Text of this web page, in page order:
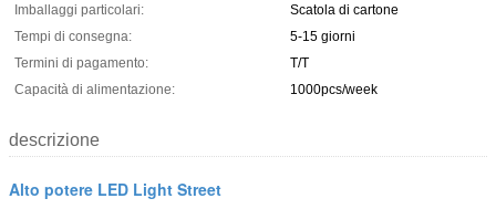
Imballaggi particolari:
Scatola di cartone
Tempi di consegna:
5-15 giorni
Termini di pagamento:
T/T
Capacità di alimentazione:
1000pcs/week
descrizione
Alto potere LED Light Street